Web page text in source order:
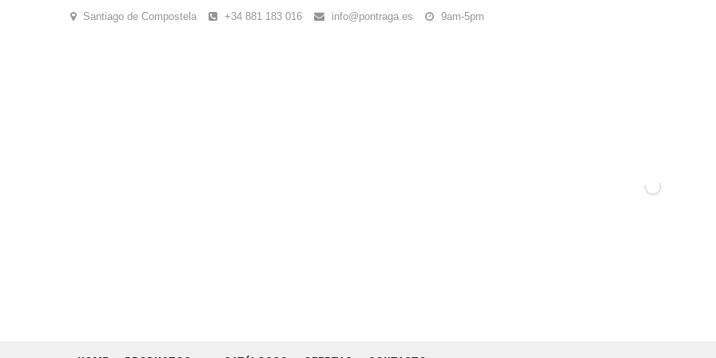
Santiago de Compostela +34 881 183 016 info@pontraga.es 9am-5pm